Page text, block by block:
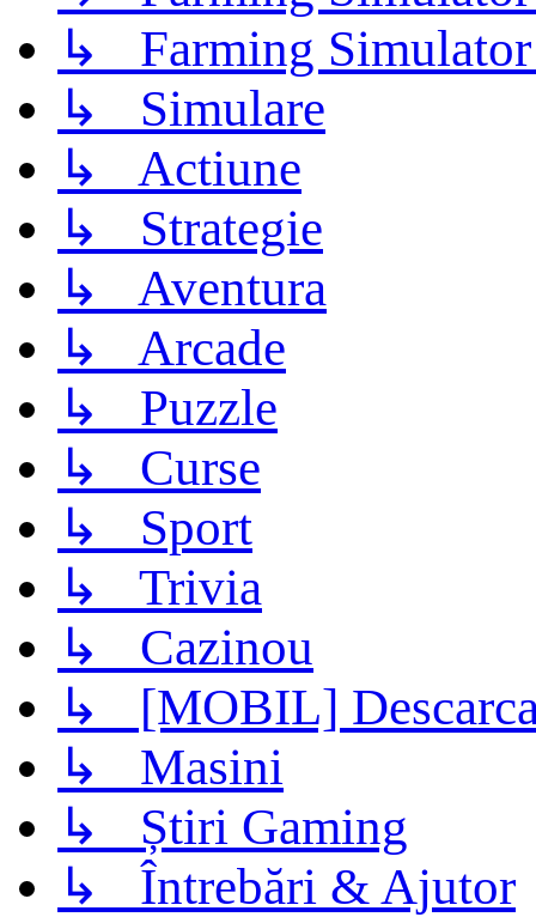
↳ Farming
↳ Simulare
↳ Actiune
↳ Strategie
↳ Aventura
↳ Arcade
↳ Puzzle
↳ Curse
↳ Sport
↳ Trivia
↳ Cazinou
↳ [MOBIL]
↳ Masini
↳ Știri Gaming
↳ Întrebări & Ajutor